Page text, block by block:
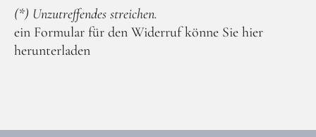
(*) Unzutreffendes streichen.
ein Formular für den Widerruf könne Sie hier
herunterladen